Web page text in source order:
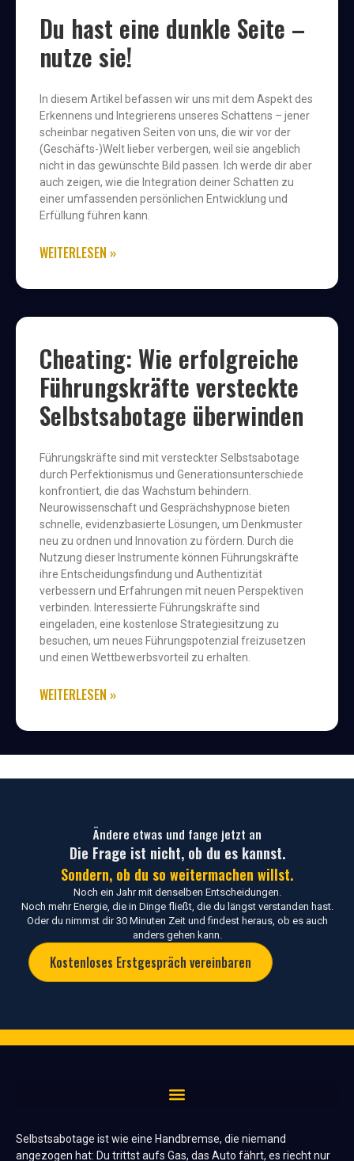
Du hast eine dunkle Seite –
nutze sie!
In diesem Artikel befassen wir uns mit dem Aspekt des
Erkennens und Integrierens unseres Schattens – jener
scheinbar negativen Seiten von uns, die wir vor der
(Geschäfts-)Welt lieber verbergen, weil sie angeblich
nicht in das gewünschte Bild passen. Ich werde dir aber
auch zeigen, wie die Integration deiner Schatten zu
einer umfassenden persönlichen Entwicklung und
Erfüllung führen kann.
WEITERLESEN »
Cheating: Wie erfolgreiche
Führungskräfte versteckte
Selbstsabotage überwinden
Führungskräfte sind mit versteckter Selbstsabotage
durch Perfektionismus und Generationsunterschiede
konfrontiert, die das Wachstum behindern.
Neurowissenschaft und Gesprächshypnose bieten
schnelle, evidenzbasierte Lösungen, um Denkmuster
neu zu ordnen und Innovation zu fördern. Durch die
Nutzung dieser Instrumente können Führungskräfte
ihre Entscheidungsfindung und Authentizität
verbessern und Erfahrungen mit neuen Perspektiven
verbinden. Interessierte Führungskräfte sind
eingeladen, eine kostenlose Strategiesitzung zu
besuchen, um neues Führungspotenzial freizusetzen
und einen Wettbewerbsvorteil zu erhalten.
WEITERLESEN »
Ändere etwas und fange jetzt an
Die Frage ist nicht, ob du es kannst.
Sondern, ob du so weitermachen willst.
Noch ein Jahr mit denselben Entscheidungen.
Noch mehr Energie, die in Dinge fließt, die du längst verstanden hast.
Oder du nimmst dir 30 Minuten Zeit und findest heraus, ob es auch
anders gehen kann.
Kostenloses Erstgespräch vereinbaren
Selbstsabotage ist wie eine Handbremse, die niemand
angezogen hat: Du trittst aufs Gas, das Auto fährt, es riecht nur